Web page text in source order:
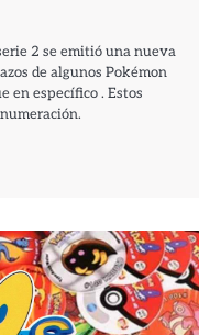
2 se emitió una nueva
de algunos Pokémon
en específico . Estos